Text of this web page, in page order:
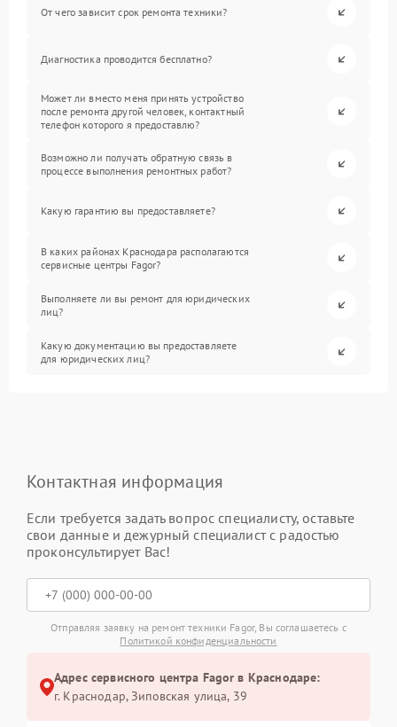
От чего зависит срок ремонта техники?
Диагностика проводится бесплатно?
Может ли вместо меня принять устройство
после ремонта другой человек, контактный
телефон которого я предоставлю?
Возможно ли получать обратную связь в
процессе выполнения ремонтных работ?
Какую гарантию вы предоставляете?
В каких районах Краснодара располагаются
сервисные центры Fagor?
Выполняете ли вы ремонт для юридических
лиц?
Какую документацию вы предоставляете
для юридических лиц?
Контактная информация
Если требуется задать вопрос специалисту, оставьте
свои данные и дежурный специалист с радостью
проконсультирует Вас!
Отправляя заявку на ремонт техники Fagor, Вы соглашаетесь с
Политикой конфиденциальности
Адрес сервисного центра Fagor в Краснодаре:
г. Краснодар, Зиповская улица, 39